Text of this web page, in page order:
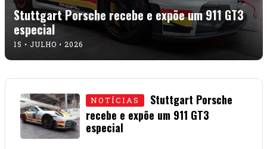
CULTURA
Mustang Mach-E de
1.400 cv ganhou na geral em Pikes
Peak 2026
CULTURA
A arte do
envelopamento automotivo
08 • JUNHO • 2026